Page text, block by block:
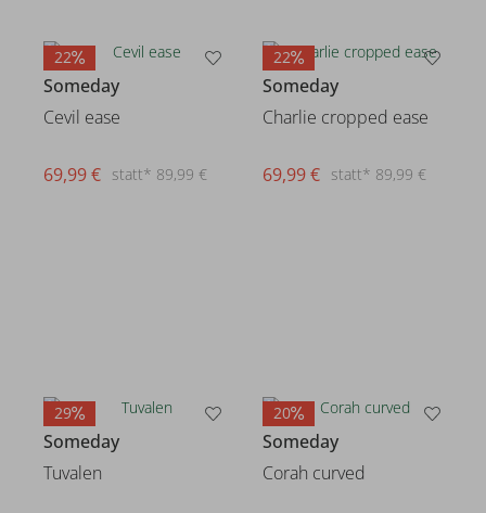
22
Someday
Cevil ease
statt* 89,99 €
69,99 €
22
Someday
Charlie cropped ease
statt* 89,99 €
69,99 €
29
Someday
Tuvalen
20
Someday
Corah curved